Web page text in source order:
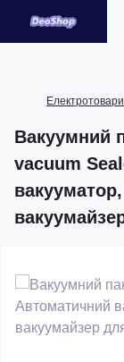
Вакуумний
vacuum